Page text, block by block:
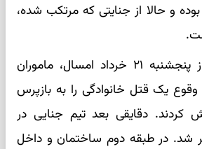
و حالا از جنایتی که مرتکب شده،
ساعت ۳ بامداد روز پنجشنبه ۲۱ خرداد امسال، ماموران
بی‌سیم وقوع یک قتل خانوادگی را به بازپرس
کردند. دقایقی بعد تیم جنایی در
شد. در طبقه دوم ساختمان و داخل